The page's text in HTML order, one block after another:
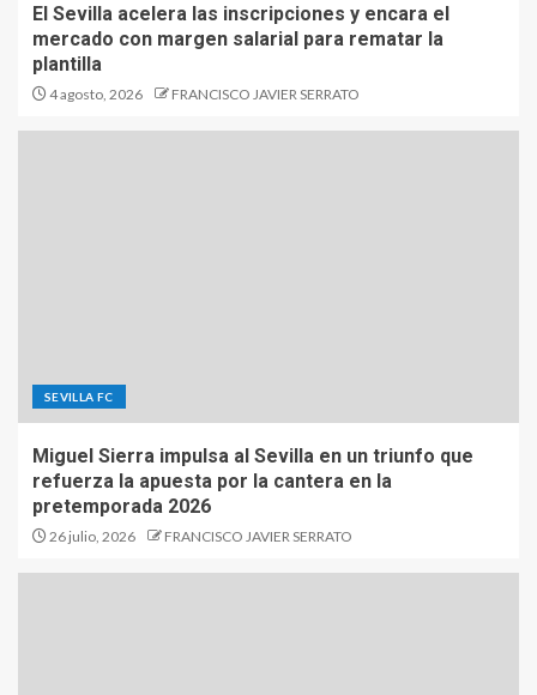
El Sevilla acelera las inscripciones y encara el
mercado con margen salarial para rematar la
plantilla
4 agosto, 2026 FRANCISCO JAVIER SERRATO
SEVILLA FC
Miguel Sierra impulsa al Sevilla en un triunfo que
refuerza la apuesta por la cantera en la
pretemporada 2026
26 julio, 2026 FRANCISCO JAVIER SERRATO